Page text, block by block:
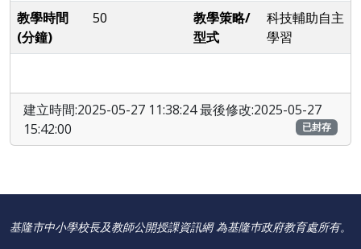
教學時間
(分鐘)
50
教學策略/
型式
科技輔助自主
學習
建立時間:2025-05-27 11:38:24 最後修改:2025-05-27
15:42:00
已封存
基隆市中小學校長及教師公開授課資訊網 為基隆巿政府教育處所有。